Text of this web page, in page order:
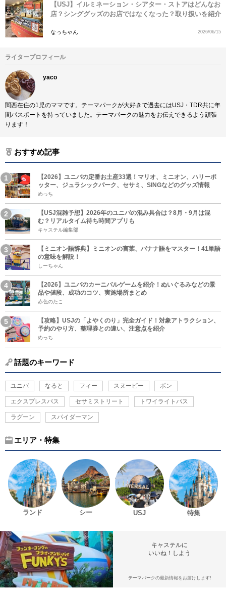
【USJ】イルミネーション・シアター・ストアはどんなお
店？シンググッズのお店ではなくなった？取り扱いを紹介
なっちゃん 2026/06/15
ライタープロフィール
yaco
関西在住の1児のママです。テーマパークが大好きで過去にはUSJ・TDR共に年
間パスポートを持っていました。テーマパークの魅力をお伝えできるよう頑張
ります！
おすすめ記事
【2026】ユニバの定番お土産33選！マリオ、ミニオン、ハリーポ
ッター、ジュラシックパーク、セサミ、SINGなどのグッズ情報
めっち
【USJ混雑予想】2026年のユニバの混み具合は？8月・9月は混
む？リアルタイム待ち時間アプリも
キャステル編集部
【ミニオン語辞典】ミニオンの言葉、バナナ語をマスター！41単語
の意味を解説！
しーちゃん
【2026】ユニバのカーニバルゲームを紹介！ぬいぐるみなどの景
品や値段、成功のコツ、実施場所まとめ
赤色のたこ
【攻略】USJの「よやくのり」完全ガイド！対象アトラクション、
予約のやり方、整理券との違い、注意点を紹介
めっち
話題のキーワード
ユニバ なると フィー スヌーピー ボン
エクスプレスパス セサミストリート トワイライトパス
ラグーン スパイダーマン
エリア・特集
ランド シー USJ 特集
キャステルに
いいね！しよう
テーマパークの最新情報をお届けします!